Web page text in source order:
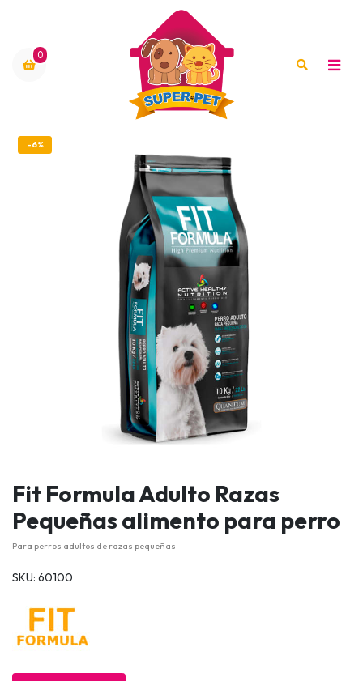
0
-6%
Fit Formula Adulto Razas
Pequeñas alimento para perro
Para perros adultos de razas pequeñas
SKU: 60100